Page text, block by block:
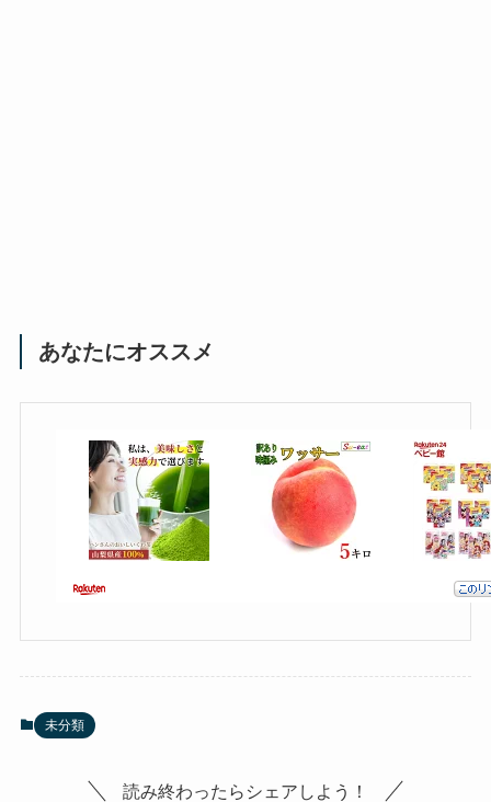
あなたにオススメ
未分類
読み終わったらシェアしよう！